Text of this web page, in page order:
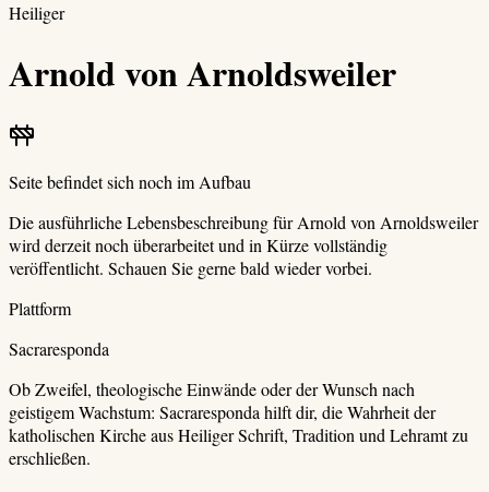
Heiliger
Arnold von Arnoldsweiler
Seite befindet sich noch im Aufbau
Die ausführliche Lebensbeschreibung fürArnold von Arnoldsweiler
wird derzeit noch überarbeitet und in Kürze vollständig
veröffentlicht. Schauen Sie gerne bald wieder vorbei.
Plattform
Sacraresponda
Ob Zweifel, theologische Einwände oder der Wunsch nach
geistigem Wachstum: Sacraresponda hilft dir, die Wahrheit der
katholischen Kirche aus Heiliger Schrift, Tradition und Lehramt zu
erschließen.